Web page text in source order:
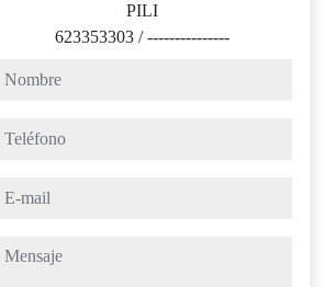
PILI
623353303 /---------------
nombre
teléfono
e-mail
mensaje